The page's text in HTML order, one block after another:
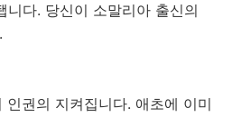
니다. 당신이 소말리아 출신의
인권의 지켜집니다. 애초에 이미